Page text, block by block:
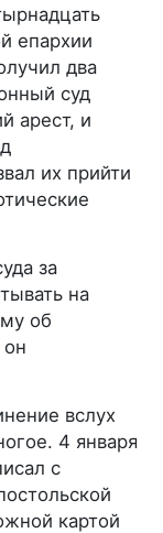
епархии
два
суд
арест, и
их прийти
за
на
об
он
вслух
4 января
с
картой